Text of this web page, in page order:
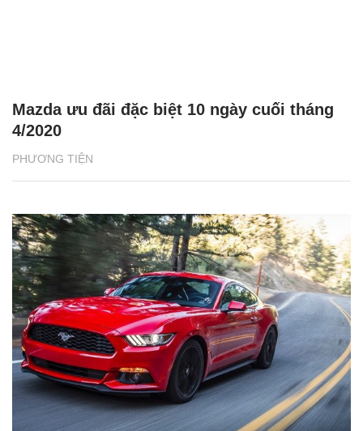
PHƯƠNG TIỆN
Mazda ưu đãi đặc biệt 10 ngày cuối tháng
4/2020